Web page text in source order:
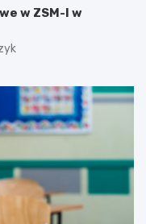
w ZSM-I w